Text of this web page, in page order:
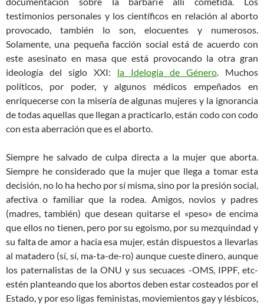
testimonios personales y los científicos en relación al aborto
provocado, también lo son, elocuentes y numerosos.
Solamente, una pequeña facción social está de acuerdo con
este asesinato en masa que está provocando la otra gran
ideología del siglo XXI: la Idelogía de Género. Muchos
políticos, por poder, y algunos médicos empeñados en
enriquecerse con la misería de algunas mujeres y la ignorancia
de todas aquellas que llegan a practicarlo, están codo con codo
con esta aberración que es el aborto.
Siempre he salvado de culpa directa a la mujer que aborta.
Siempre he considerado que la mujer que llega a tomar esta
decisión, no lo ha hecho por sí misma, sino por la presión social,
afectiva o familiar que la rodea. Amigos, novios y padres
(madres, también) que desean quitarse el «peso» de encima
que ellos no tienen, pero por su egoismo, por su mezquindad y
su falta de amor a hacia esa mujer, están dispuestos a llevarlas
al matadero (sí, sí, ma-ta-de-ro) aunque cueste dinero, aunque
los paternalistas de la ONU y sus secuaces -OMS, IPPF, etc-
estén planteando que los abortos deben estar costeados por el
Estado, y por eso ligas feministas, moviemientos gay y lésbicos,